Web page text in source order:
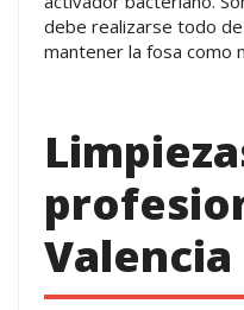
debe realizarse todo
mantener la fosa como
Valencia